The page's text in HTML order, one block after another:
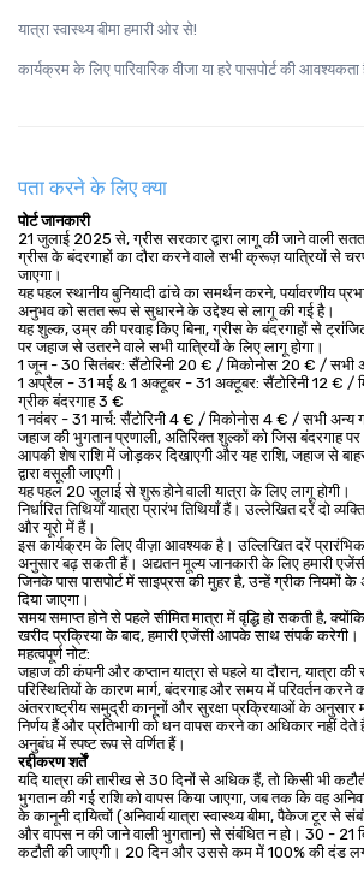
यात्रा स्वास्थ्य बीमा हमारी ओर से!
कार्यक्रम के लिए पारिवारिक वीजा या हरे पासपोर्ट की आवश्यकता
पता करने के लिए क्या
पोर्ट जानकारी
21 जुलाई 2025 से, ग्रीस सरकार द्वारा लागू की जाने वाली
ग्रीस के बंदरगाहों का दौरा करने वाले सभी क्रूज़ यात्रियों से
जाएगा।
यह पहल स्थानीय बुनियादी ढांचे का समर्थन करने,
अनुभव को सतत रूप से सुधारने के उद्देश्य से लागू की गई है।
यह शुल्क, उम्र की परवाह किए बिना, ग्रीस के बंदरगाहों से
पर जहाज से उतरने वाले सभी यात्रियों के लिए लागू होगा।
1 जून - 30 सितंबर: सैंटोरिनी 20 € / मिकोनोस 20 € / सभी
1 अप्रैल - 31 मई & 1 अक्टूबर - 31 अक्टूबर: सैंटोरिनी 12 € /
ग्रीक बंदरगाह 3 €
1 नवंबर - 31 मार्च: सैंटोरिनी 4 € / मिकोनोस 4 € / सभी अन्य
जहाज की भुगतान प्रणाली, अतिरिक्त शुल्कों को जिस
आपकी शेष राशि में जोड़कर दिखाएगी और यह राशि, जहाज से
द्वारा वसूली जाएगी।
यह पहल 20 जुलाई से शुरू होने वाली यात्रा के लिए लागू होगी।
निर्धारित तिथियाँ यात्रा प्रारंभ तिथियाँ हैं। उल्लेखित दरें दो
और यूरो में हैं।
इस कार्यक्रम के लिए वीज़ा आवश्यक है। उल्लिखित दरें
अनुसार बढ़ सकती हैं। अद्यतन मूल्य जानकारी के लिए हमारी
जिनके पास पासपोर्ट में साइप्रस की मुहर है, उन्हें ग्रीक नियमों
दिया जाएगा।
समय समाप्त होने से पहले सीमित मात्रा में वृद्धि हो सकती है,
खरीद प्रक्रिया के बाद, हमारी एजेंसी आपके साथ संपर्क करेगी।
महत्वपूर्ण नोट:
जहाज की कंपनी और कप्तान यात्रा से पहले या दौरान, यात्रा की
परिस्थितियों के कारण मार्ग, बंदरगाह और समय में परिवर्तन करने
अंतरराष्ट्रीय समुद्री कानूनों और सुरक्षा प्रक्रियाओं के अनुसार
निर्णय हैं और प्रतिभागी को धन वापस करने का अधिकार नहीं देते
अनुबंध में स्पष्ट रूप से वर्णित हैं।
रद्दीकरण शर्तें
यदि यात्रा की तारीख से 30 दिनों से अधिक हैं, तो किसी भी कटौती
भुगतान की गई राशि को वापस किया जाएगा, जब तक कि वह
के कानूनी दायित्वों (अनिवार्य यात्रा स्वास्थ्य बीमा, पैकेज टूर से
और वापस न की जाने वाली भुगतान) से संबंधित न हो। 30 - 21
कटौती की जाएगी। 20 दिन और उससे कम में 100% की दंड